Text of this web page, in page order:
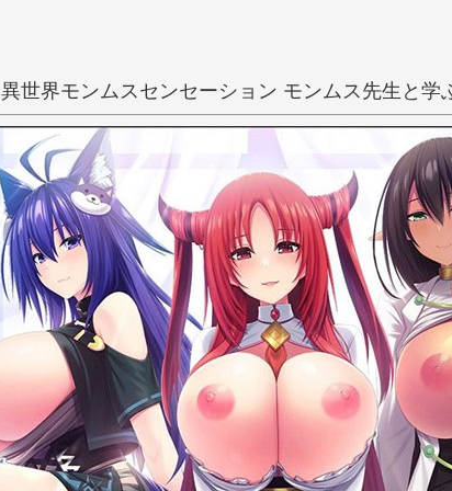
い う え
き く け
し せ
つ て
に ぬ ね
ひ ふ
み む め
異世界モンムスセンセーション モンムス先生と学
抜きゲー
異種姦
ファンタジー